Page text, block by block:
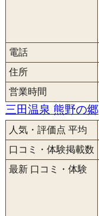
電話
住所
営業時間
三田温泉 熊野の郷
人気・評価点 平均
口コミ・体験掲載数
最新 口コミ・体験